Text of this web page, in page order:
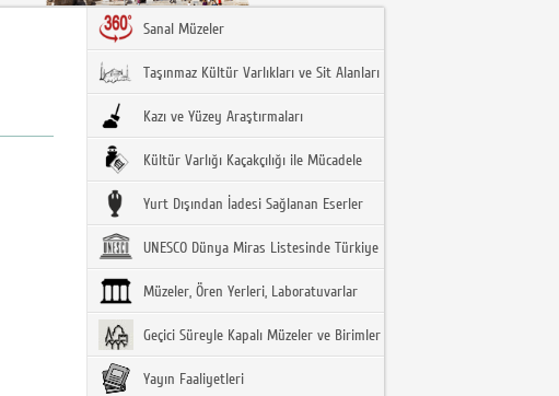
Sanal Müzeler
Taşınmaz Kültür Varlıkları ve Sit Alanları
Kazı ve Yüzey Araştırmaları
Kültür Varlığı Kaçakçılığı ile Mücadele
Yurt Dışından İadesi Sağlanan Eserler
UNESCO Dünya Miras Listesinde Türkiye
Müzeler, Ören Yerleri, Laboratuvarlar
Geçici Süreyle Kapalı Müzeler ve Birimler
Yayın Faaliyetleri